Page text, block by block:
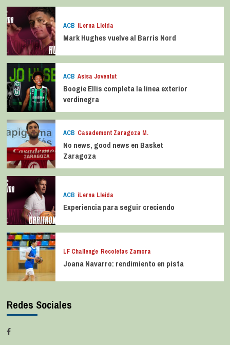
ACB iLerna Lleida
Mark Hughes vuelve al Barris Nord
ACB Asisa Joventut
Boogie Ellis completa la línea exterior
verdinegra
ACB Casademont Zaragoza M.
No news, good news en Basket
Zaragoza
ACB iLerna Lleida
Experiencia para seguir creciendo
LF Challenge Recoletas Zamora
Joana Navarro: rendimiento en pista
Redes Sociales